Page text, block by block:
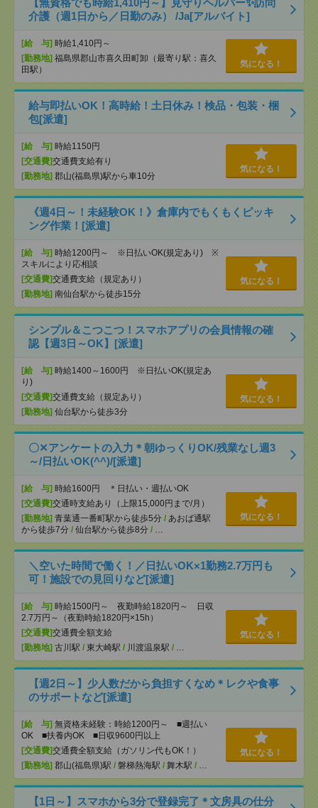
【無資格でも時給1,410円～】見守りヘルパー✨訪問
介護（週1日から／日勤のみ） /Ja[アルバイト]
[給 与] 時給1,410円～
[勤務地] 福島県郡山市喜久田町卸（最寄り駅：喜久
田駅）
気になる！
給与即払いOK！高時給！土日休み！検品・包装・梱
包[派遣]
[給 与] 時給1150円
[交通費]交通費支給有り
[勤務地] 郡山(福島県)駅から車10分
気になる！
《週4日～！未経験OK！》倉庫内でもくもくピッキ
ング作業！[派遣]
[給 与] 時給1200円～ ※日払いOK(規定あり) ※
スキルにより応相談
[交通費]交通費支給（規定あり）
[勤務地] 南仙台駅から徒歩15分
気になる！
シンプル＆こつこつ！スマホアプリの会員情報の確
認【週3日～OK】[派遣]
[給 与] 時給1400～1600円 ※日払いOK(規定あ
り)
[交通費]交通費支給（規定あり）
[勤務地] 仙台駅から徒歩3分
気になる！
〇✕アンケートの入力＊朝ゆっくりOK/残業なし週3
～/日払いOK(^^)/[派遣]
[給 与] 時給1600円 ＊日払い・週払いOK
[交通費]交通時支給あり（上限15,000円まで/月）
[勤務地] 青葉通一番町駅から徒歩5分 / あおば通駅
から徒歩7分 / 仙台駅から徒歩8分 / …
気になる！
＼空いた時間で働く！／日払いOK×1勤務2.7万円も
可！施設での見回りなど[派遣]
[給 与] 時給1500円～ 夜勤時給1820円～ 日収
2.7万円～（夜勤時給1820円×15h）
[交通費]交通費全額支給
[勤務地] 古川駅 / 東大崎駅 / 川渡温泉駅 / …
気になる！
【週2日～】少人数だから負担すくなめ＊レクや食事
のサポートなど[派遣]
[給 与] 無資格未経験：時給1200円～ ■週払い
OK ■扶養内OK ■日収9600円以上
[交通費]交通費全額支給（ガソリン代もOK！）
[勤務地] 郡山(福島県)駅 / 磐梯熱海駅 / 舞木駅 / …
気になる！
【1日～】スマホから3分で登録完了＊文房具の仕分